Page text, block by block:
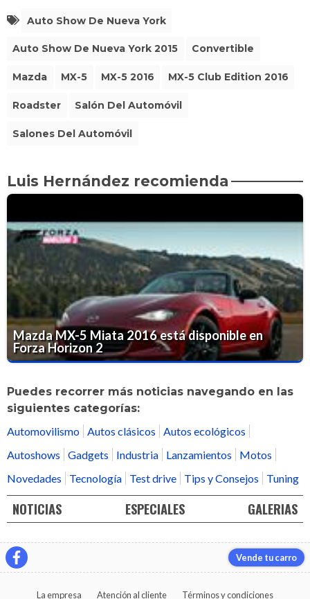
Auto Show De Nueva York
Auto Show De Nueva York 2015 Convertible
Mazda MX-5 MX-5 2016 MX-5 Club Edition 2016
Roadster Salón Del Automóvil
Salones Del Automóvil
Luis Hernández recomienda
Mazda MX-5 Miata 2016 está disponible en
Forza Horizon 2
Puedes recorrer más noticias navegando en las
siguientes categorías:
Automovilismo
Autos clásicos
Autos ecológicos
Autoshows
Gadgets Industria Lanzamientos
Motos
Novedades
Tecnología Test drive Tips y Consejos Tuning
NOTICIAS ESPECIALES GALERIAS
Vende tu carro
La empresa Atención al cliente Términos y condiciones